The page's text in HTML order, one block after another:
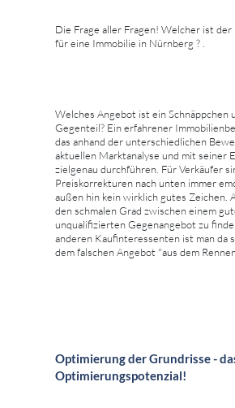
Die Frage aller Fragen! Welcher ist
für eine Immobilie in Nürnberg ? .
Welches Angebot ist ein Schnäppchen
Gegenteil? Ein erfahrener
das anhand der unterschiedlichen
aktuellen Marktanalyse und mit seiner
zielgenau durchführen. Für Verkäufer
Preiskorrekturen nach unten immer
außen hin kein wirklich gutes Zeichen.
den schmalen Grad zwischen einem
unqualifizierten Gegenangebot zu
anderen Kaufinteressenten ist man da
dem falschen Angebot "aus dem
Optimierung der Grundrisse -
Optimierungspotenzial!